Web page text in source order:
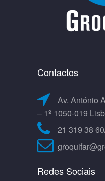
Contactos
Av. António
– 1º 1050-019
21 319 38
Redes Sociais